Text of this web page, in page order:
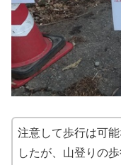
注意して歩行は可
したが、山登りの